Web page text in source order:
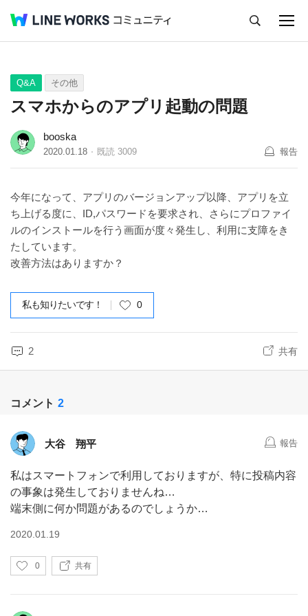
Q&A Tips Ideas
Q&A その他
スマホからのアプリ起動の問題
booska
2020.01.18 既読 3009 報告
今年になって、アプリのバージョンアップ以降、アプリを立
ち上げる度に、ID,パスワードを要求され、さらにプロファイ
ルのインストールを行う画面が度々発生し、利用に支障をき
たしています。
改善方法はありますか？
私も知りたいです！ 0
2 共有
コメント 2
大谷 翔平 報告
私はスマートフォンで利用しておりますが、特に投稿内容
の事象は発生しておりませんね…
端末側に何か問題があるのでしょうか…
2020.01.19
い
0 共有